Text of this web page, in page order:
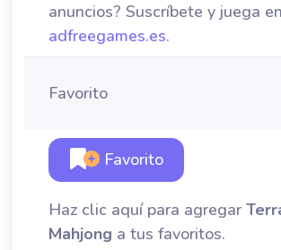
anuncios? Suscríbete y juega en
adfreegames.es.
Favorito
Favorito
Haz clic aquí para agregar
Mahjong a tus favoritos.